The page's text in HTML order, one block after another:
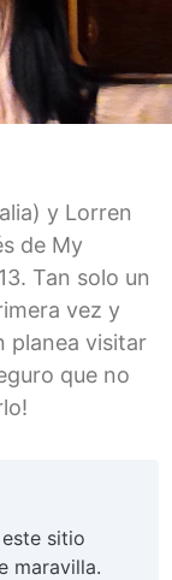
y Lorren
de My
Tan solo un
vez y
planea visitar
que no
sitio
maravilla.